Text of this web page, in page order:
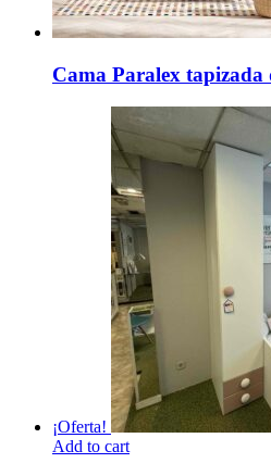
Cama Paralex tapizada
¡Oferta!
Add to cart